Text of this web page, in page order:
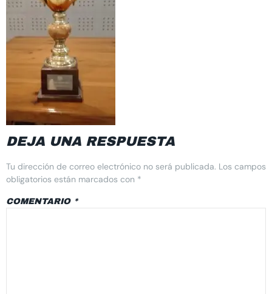
DEJA UNA RESPUESTA
Tu dirección de correo electrónico no será publicada. Los campos
obligatorios están marcados con *
COMENTARIO *